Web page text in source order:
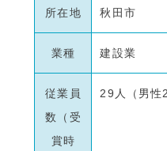
所在地 秋田市
業種 建設業
従業員
数（受
賞時
29人（男性